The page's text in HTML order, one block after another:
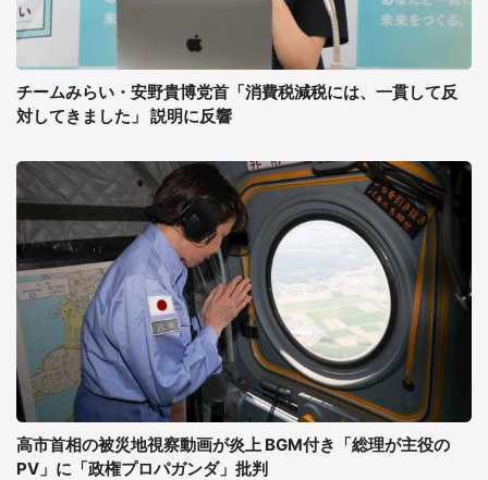
チームみらい・安野貴博党首「消費税減税には、一貫して反
対してきました」 説明に反響
高市首相の被災地視察動画が炎上 BGM付き「総理が主役の
PV」に「政権プロパガンダ」批判